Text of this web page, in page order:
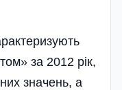
за 2012 рік,
значень, а